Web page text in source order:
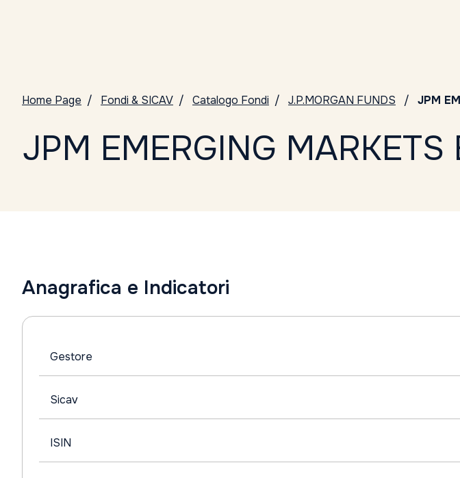
Home Page Fondi & SICAV Catalogo Fondi J.P.MORGAN FUNDS JPM
JPM EMERGING
Anagrafica e Indicatori
Gestore
Sicav
ISIN